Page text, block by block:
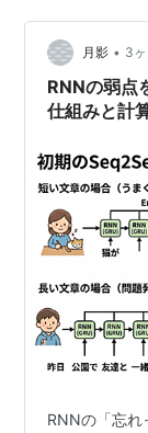
月影 • 3
RNNの弱点
仕組みと計
RNNの「忘れ